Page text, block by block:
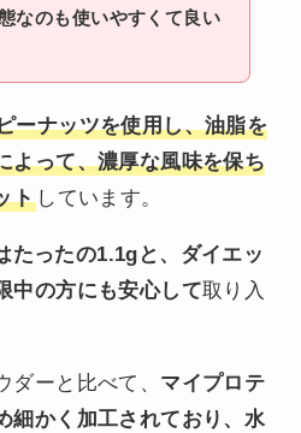
なのも使いやすくて良い
ーナッツを使用し、油脂を
よって、濃厚な風味を保ち
ト しています。
たったの1.1gと、ダイエッ
中の方にも安心して取り入
ーと比べて、 マイプロテ
細かく加工されており、水